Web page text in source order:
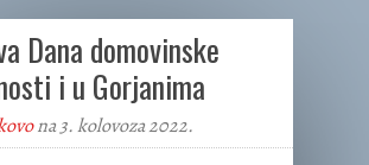
Dana domovinske
i u Gorjanima
na 3. kolovoza 2022.